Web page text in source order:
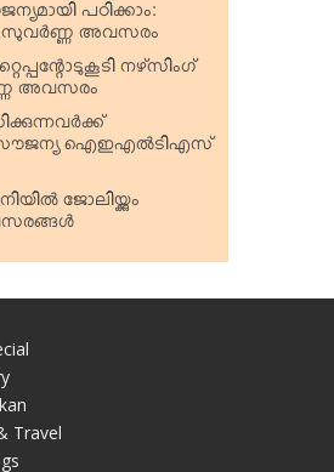
പഠിക്കാം:
സുവര്‍ണ്ണ അവസരം
നഴ്‌സിംഗ്
അവസരം
ഐഇഎല്‍ടിഎസ്
ജോലിയ്ക്കും
Travel